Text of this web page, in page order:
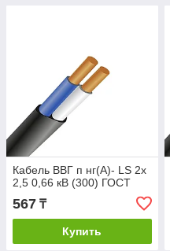
Кабель ВВГ п нг(А)- LS 2х
2,5 0,66 кВ (300) ГОСТ
567 ₸
Купить